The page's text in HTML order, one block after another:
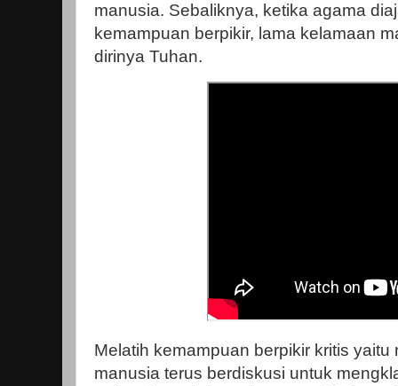
manusia. Sebaliknya, ketika agama
kemampuan berpikir, lama kelamaan
dirinya Tuhan.
Melatih kemampuan berpikir kritis
manusia terus berdiskusi untuk